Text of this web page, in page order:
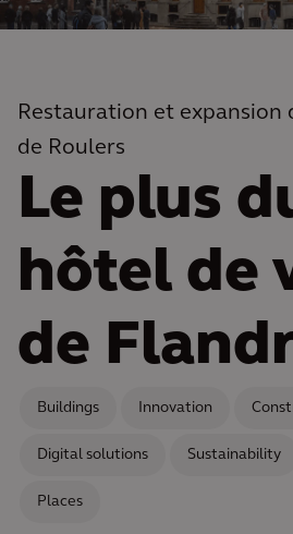
Restauration et expansion
de Roulers
Le plus
hôtel de
de
Buildings Innovation
Digital solutions Sustainability
Places